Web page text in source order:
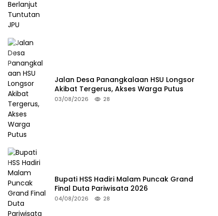
Jalan Desa Panangkalaan HSU Longsor
Akibat Tergerus, Akses Warga Putus
03/08/2026 28
Bupati HSS Hadiri Malam Puncak Grand
Final Duta Pariwisata 2026
04/08/2026 28